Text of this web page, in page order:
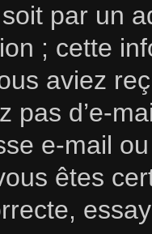
par un
; cette
aviez
pas d’e-
e-mail
êtes